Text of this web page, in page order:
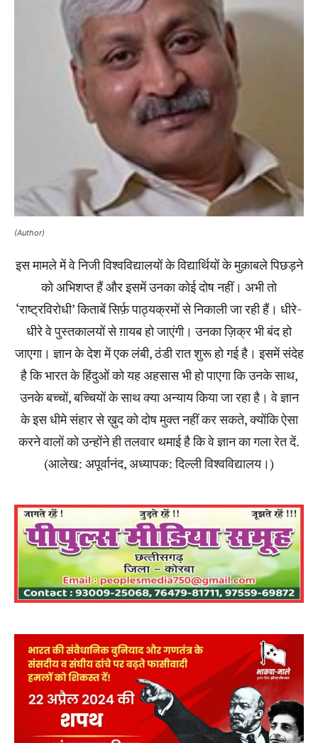
(Author)
इस मामले में वे निजी विश्वविद्यालयों के विद्यार्थियों के मुक़ाबले पिछड़ने
को अभिशप्त हैं और इसमें उनका कोई दोष नहीं। अभी तो
‘राष्ट्रविरोधी’ किताबें सिर्फ़ पाठ्यक्रमों से निकाली जा रही हैं। धीरे-
धीरे वे पुस्तकालयों से ग़ायब हो जाएंगी। उनका ज़िक्र भी बंद हो
जाएगा। ज्ञान के देश में एक लंबी, ठंडी रात शुरू हो गई है। इसमें संदेह
है कि भारत के हिंदुओं को यह अहसास भी हो पाएगा कि उनके साथ,
उनके बच्चों, बच्चियों के साथ क्या अन्याय किया जा रहा है। वे ज्ञान
के इस धीमे संहार से ख़ुद को दोष मुक्त नहीं कर सकते, क्योंकि ऐसा
करने वालों को उन्होंने ही तलवार थमाई है कि वे ज्ञान का गला रेत दें.
(आलेख: अपूर्वानंद, अध्यापक: दिल्ली विश्वविद्यालय।)